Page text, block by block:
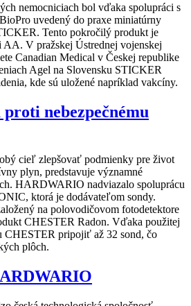
nemocniciach bol vďaka spolupráci s
uvedený do praxe miniatúrny
Tento pokročilý produkt je
AA. V pražskej Ústrednej vojenskej
Canadian Medical v Českej republike
Agel na Slovensku STICKER
kde sú uložené napríklad vakcíny.
nebezpečnému
cieľ zlepšovať podmienky pre život
plyn, predstavuje významné
HARDWARIO nadviazalo spoluprácu
ktorá je dodávateľom sondy.
na polovodičovom fotodetektore
CHESTER Radon. Vďaka použitej
CHESTER pripojiť až 32 sond, čo
plôch.